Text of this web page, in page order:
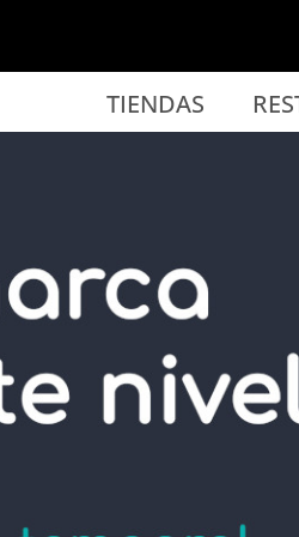
TIENDAS